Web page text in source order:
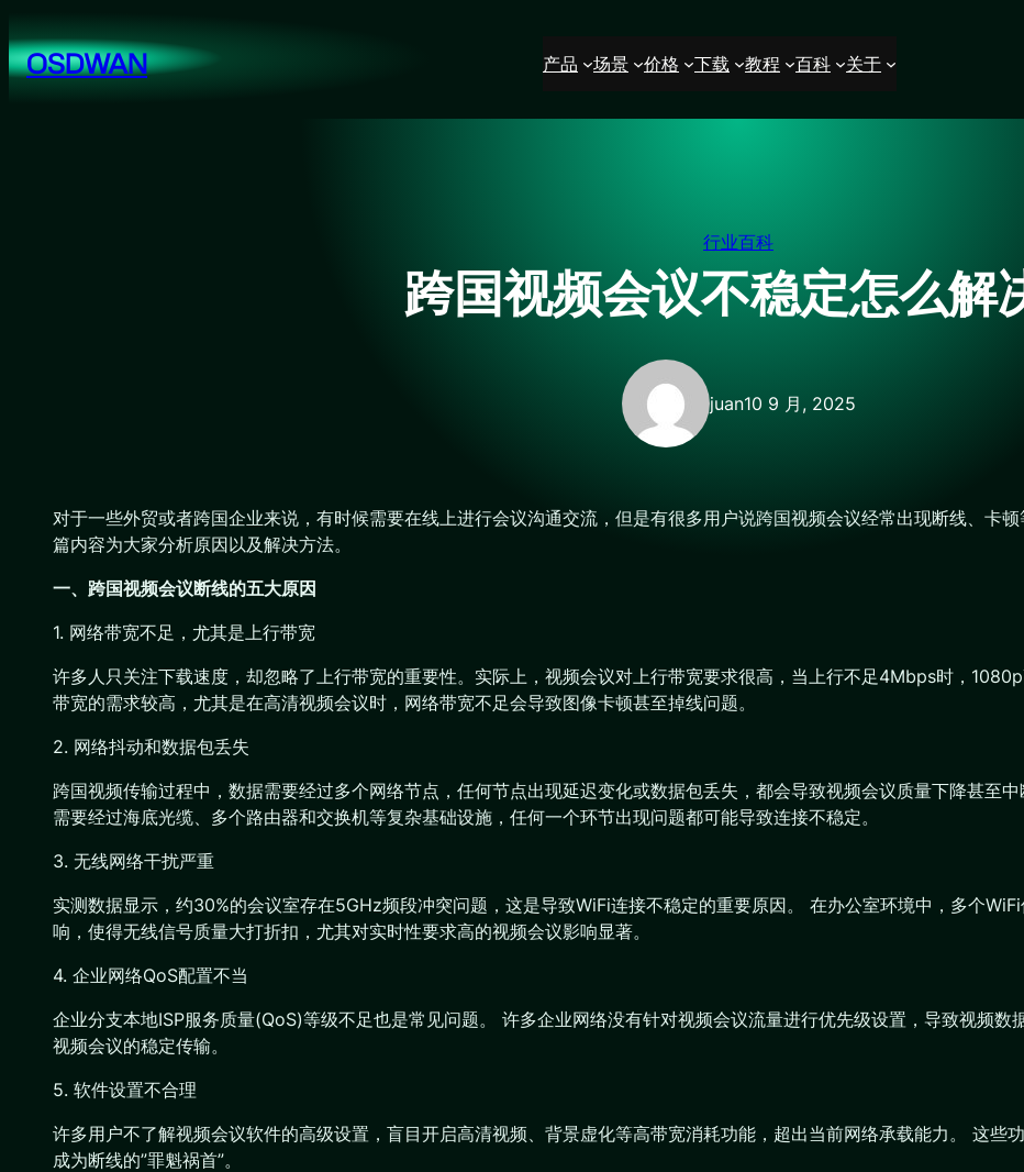
至
内OSDWAN 产品 场景 价格 下载 教程 百科 关于
行业百科
跨国视频会议不稳定怎么解
juan10 9 月, 2025
对于一些外贸或者跨国企业来说，有时候需要在线上进行会议沟通交流，但是有很多用户说跨国视频会议经常出现断线、卡
篇内容为大家分析原因以及解决方法。
一、跨国视频会议断线的五大原因
1. 网络带宽不足，尤其是上行带宽
许多人只关注下载速度，却忽略了上行带宽的重要性。实际上，视频会议对上行带宽要求很高，当上行不足4Mbps时，
带宽的需求较高，尤其是在高清视频会议时，网络带宽不足会导致图像卡顿甚至掉线问题。
2. 网络抖动和数据包丢失
跨国视频传输过程中，数据需要经过多个网络节点，任何节点出现延迟变化或数据包丢失，都会导致视频会议质量下降甚至
需要经过海底光缆、多个路由器和交换机等复杂基础设施，任何一个环节出现问题都可能导致连接不稳定。
3. 无线网络干扰严重
实测数据显示，约30%的会议室存在5GHz频段冲突问题，这是导致WiFi连接不稳定的重要原因。 在办公室环境中，多个
响，使得无线信号质量大打折扣，尤其对实时性要求高的视频会议影响显著。
4. 企业网络QoS配置不当
企业分支本地ISP服务质量(QoS)等级不足也是常见问题。 许多企业网络没有针对视频会议流量进行优先级设置，导致视频
视频会议的稳定传输。
5. 软件设置不合理
许多用户不了解视频会议软件的高级设置，盲目开启高清视频、背景虚化等高带宽消耗功能，超出当前网络承载能力。 这些
成为断线的”罪魁祸首”。